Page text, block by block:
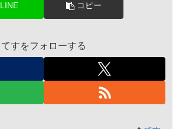
LINE コピー
てすをフォローする